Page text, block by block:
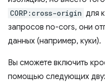
CORP:cross-origin для
запросов no-cors, они
данных (например, куки).
Вы сможете включить
помощью следующих